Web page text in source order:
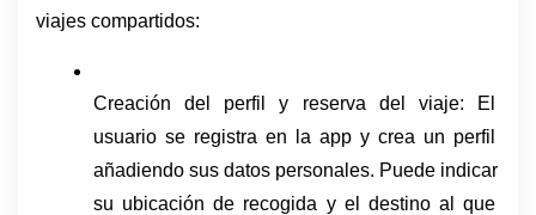
viajes compartidos:
Creación del perfil y reserva del viaje: El
usuario se registra en la app y crea un perfil
añadiendo sus datos personales. Puede indicar
su ubicación de recogida y el destino al que